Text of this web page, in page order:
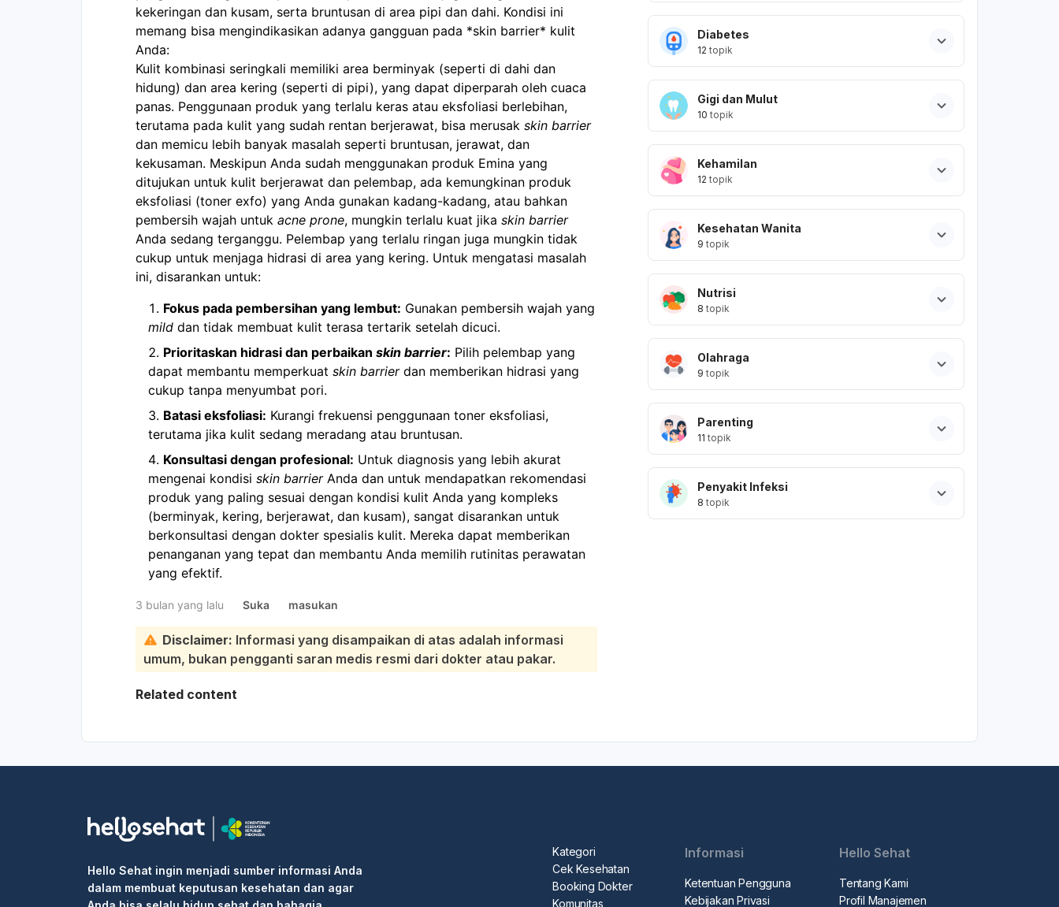
kekeringan dan kusam, serta bruntusan di area pipi dan dahi. Kondisi ini
memang bisa mengindikasikan adanya gangguan pada *skin barrier* kulit
Anda:
Kulit kombinasi seringkali memiliki area berminyak (seperti di dahi dan
hidung) dan area kering (seperti di pipi), yang dapat diperparah oleh cuaca
panas. Penggunaan produk yang terlalu keras atau eksfoliasi berlebihan,
terutama pada kulit yang sudah rentan berjerawat, bisa merusak skin barrier
dan memicu lebih banyak masalah seperti bruntusan, jerawat, dan
kekusaman. Meskipun Anda sudah menggunakan produk Emina yang
ditujukan untuk kulit berjerawat dan pelembap, ada kemungkinan produk
eksfoliasi (toner exfo) yang Anda gunakan kadang-kadang, atau bahkan
pembersih wajah untuk acne prone, mungkin terlalu kuat jika skin barrier
Anda sedang terganggu. Pelembap yang terlalu ringan juga mungkin tidak
cukup untuk menjaga hidrasi di area yang kering. Untuk mengatasi masalah
ini, disarankan untuk:
Fokus pada pembersihan yang lembut: Gunakan pembersih wajah yang
mild dan tidak membuat kulit terasa tertarik setelah dicuci.
Prioritaskan hidrasi dan perbaikan skin barrier: Pilih pelembap yang
dapat membantu memperkuat skin barrierdan memberikan hidrasi yang
cukup tanpa menyumbat pori.
Batasi eksfoliasi: Kurangi frekuensi penggunaan toner eksfoliasi,
terutama jika kulit sedang meradang atau bruntusan.
Konsultasi dengan profesional: Untuk diagnosis yang lebih akurat
mengenai kondisi skin barrierAnda dan untuk mendapatkan rekomendasi
produk yang paling sesuai dengan kondisi kulit Anda yang kompleks
(berminyak, kering, berjerawat, dan kusam), sangat disarankan untuk
berkonsultasi dengan dokter spesialis kulit. Mereka dapat memberikan
penanganan yang tepat dan membantu Anda memilih rutinitas perawatan
yang efektif.
3 bulan yang lalu Suka masukan
Disclaimer: Informasi yang disampaikan di atas adalah informasi
umum, bukan pengganti saran medis resmi dari dokter atau pakar.
Related content
Diabetes
12 topik
Gigi dan Mulut
10 topik
Kehamilan
12 topik
Kesehatan Wanita
9 topik
Nutrisi
8 topik
Olahraga
9 topik
Parenting
11 topik
Penyakit Infeksi
8 topik
Hello Sehat ingin menjadi sumber informasi Anda
dalam membuat keputusan kesehatan dan agar
Kategori
Cek Kesehatan
Booking Dokter
Komunitas
Informasi
Ketentuan Pengguna
Kebijakan Privasi
Hello Sehat
Tentang Kami
Profil Manajemen